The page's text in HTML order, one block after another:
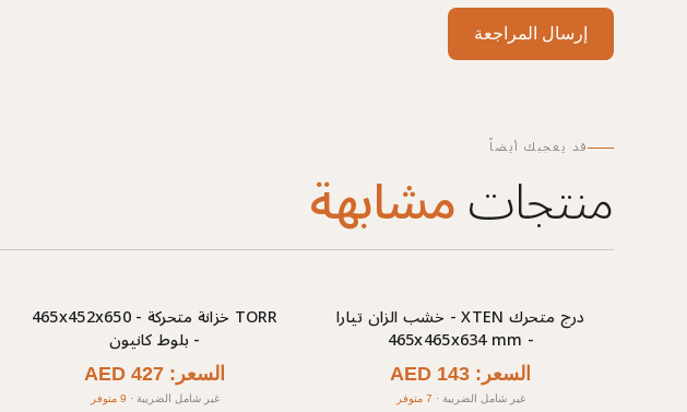
إرسال المراجعة
قد يعجبك أيضاً
منتجاتمشابهة
درج متحرك XTEN - خشب الزان تيارا
- 465x465x634 mm
السعر: AED 143
غير شامل الضريبة · 7 متوفر
TORR خزانة متحركة - 465x452x650
- بلوط كانيون
السعر: AED 427
غير شامل الضريبة · 9 متوفر